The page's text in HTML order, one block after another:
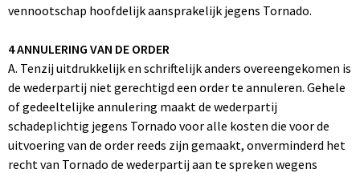
vennootschap hoofdelijk aansprakelijk jegens Tornado.
4 ANNULERING VAN DE ORDER
A. Tenzij uitdrukkelijk en schriftelijk anders overeengekomen is
de wederpartij niet gerechtigd een order te annuleren. Gehele
of gedeeltelijke annulering maakt de wederpartij
schadeplichtig jegens Tornado voor alle kosten die voor de
uitvoering van de order reeds zijn gemaakt, onverminderd het
recht van Tornado de wederpartij aan te spreken wegens